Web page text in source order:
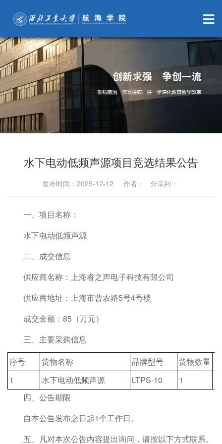
水下电动低频声源项目竞选结果公告
发布时间：2025-12-12 作者： 分享到：
一、项目名称：
水下电动低频声源
二、成交信息
供应商名称：上海睿之声电子科技有限公司
供应商地址：上海市曹农路5号4号楼
成交金额：85（万元）
三、主要采购信息
序号
货物名称 品牌型号 货物数量
1
水下电动低频声源 LTPS-10 1
四、公告期限
自本公告发布之日起1个工作日。
五、凡对本次公告内容提出询问，请按以下方式联系。